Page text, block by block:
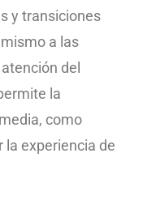
y transiciones
a las
del
la
como
la experiencia de